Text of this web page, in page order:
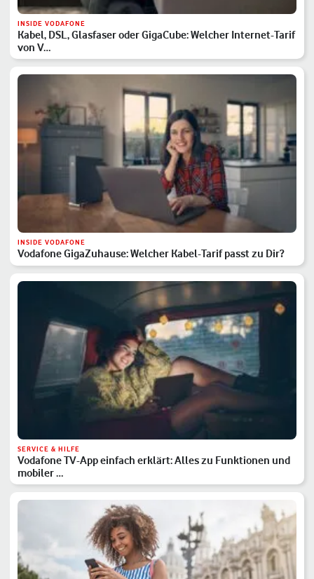
INSIDE VODAFONE
Kabel, DSL, Glasfaser oder GigaCube: Welcher Internet-Tarif
von V…
INSIDE VODAFONE
Vodafone GigaZuhause: Welcher Kabel-Tarif passt zu Dir?
SERVICE & HILFE
Vodafone TV-App einfach erklärt: Alles zu Funktionen und
mobiler …